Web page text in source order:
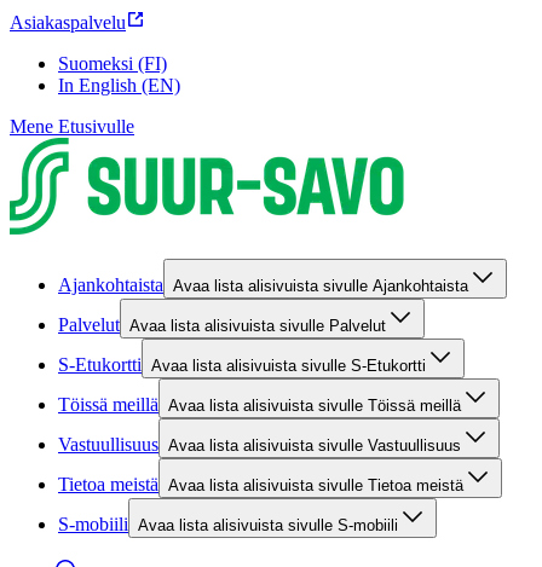
Asiakaspalvelu
Suomeksi (FI)
In English (EN)
Mene Etusivulle
Ajankohtaista Avaa lista alisivuista sivulle Ajankohtaista
Palvelut Avaa lista alisivuista sivulle Palvelut
S-Etukortti Avaa lista alisivuista sivulle S-Etukortti
Töissä meillä Avaa lista alisivuista sivulle Töissä meillä
Vastuullisuus Avaa lista alisivuista sivulle Vastuullisuus
Tietoa meistä Avaa lista alisivuista sivulle Tietoa meistä
S-mobiili Avaa lista alisivuista sivulle S-mobiili